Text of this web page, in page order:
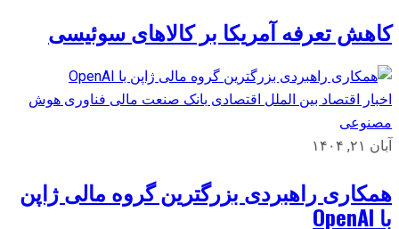
کاهش تعرفه آمریکا بر کالاهای سوئیسی
اخبار اقتصاد بین الملل اقتصادی بانک صنعت مالی فناوری هوش
مصنوعی
آبان ۲۱, ۱۴۰۴
همکاری راهبردی بزرگترین گروه مالی ژاپن
با OpenAI